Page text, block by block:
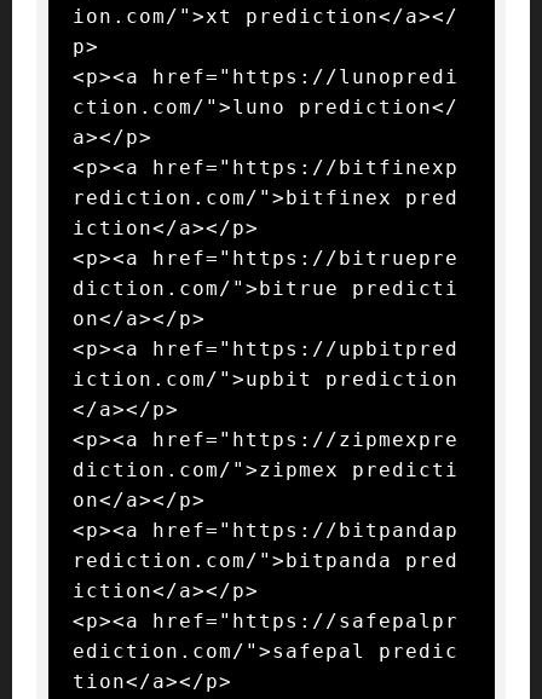
ion.com/">xt prediction</a></
p>
<p><a href="https://lunopredi
ction.com/">luno prediction</
a></p>
<p><a href="https://bitfinexp
rediction.com/">bitfinex pred
iction</a></p>
<p><a href="https://bitruepre
diction.com/">bitrue predicti
on</a></p>
<p><a href="https://upbitpred
iction.com/">upbit prediction
</a></p>
<p><a href="https://zipmexpre
diction.com/">zipmex predicti
on</a></p>
<p><a href="https://bitpandap
rediction.com/">bitpanda pred
iction</a></p>
<p><a href="https://safepalpr
ediction.com/">safepal predic
tion</a></p>